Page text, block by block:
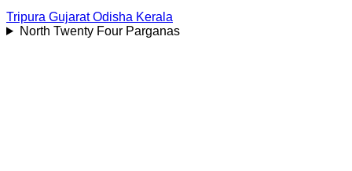
Tripura Gujarat Odisha Kerala
North Twenty Four Parganas